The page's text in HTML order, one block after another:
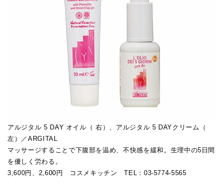
アルジタル 5 DAY オイル（ 右）、アルジタル 5 DAYクリーム（
左）／ARGITAL
マッサージすることで下腹部を温め、不快感を緩和。生理中の5日間
を優しく労わる。
3,600円、2,600円 コスメキッチン TEL：03-5774-5565